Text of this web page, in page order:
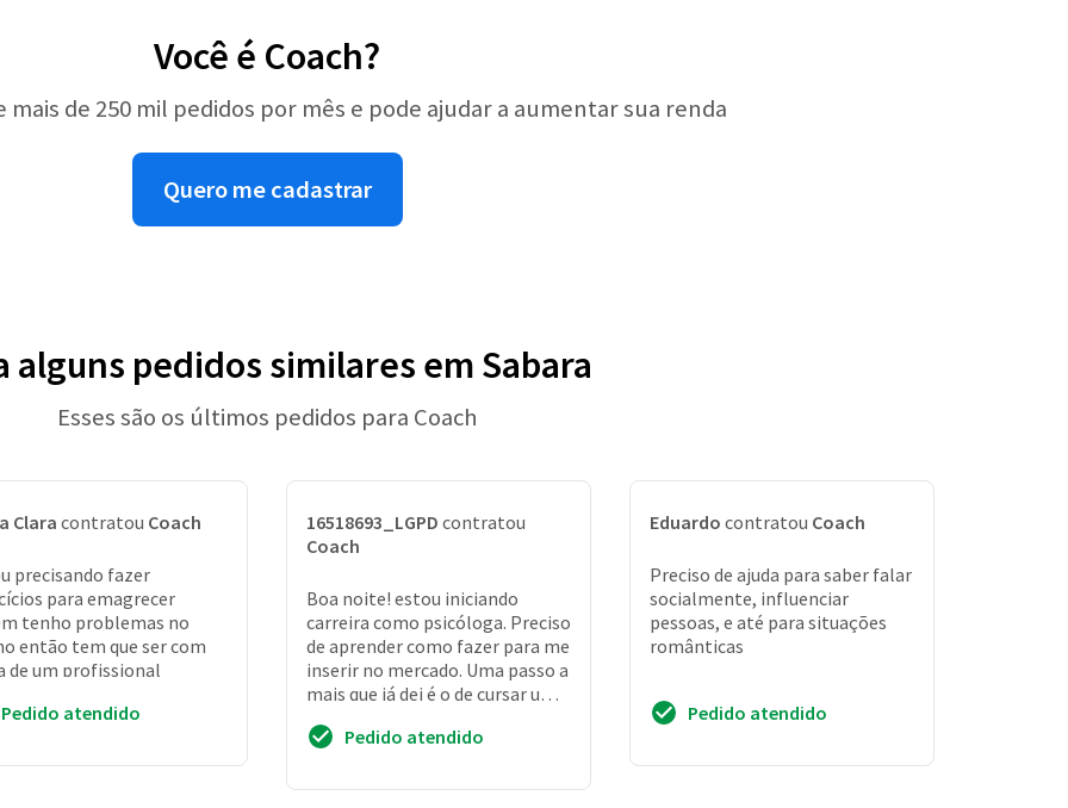
Você é Coach?
mais de 250 mil pedidos por mês e pode ajudar a aumentar sua renda
Quero me cadastrar
alguns pedidos similares em Sabara
Esses são os últimos pedidos para Coach
Claracontratou Coach
precisando fazer
para emagrecer
tenho problemas no
então tem que ser com
de um profissional
Pedido atendido
16518693_LGPD contratou
Coach
Boa noite! estou iniciando
carreira como psicóloga. Preciso
de aprender como fazer para me
inserir no mercado. Uma passo a
mais que já dei é o de cursar uma
Pedido atendido
Eduardo contratou Coach
Preciso de ajuda para saber falar
socialmente, influenciar
pessoas, e até para situações
românticas
Pedido atendido